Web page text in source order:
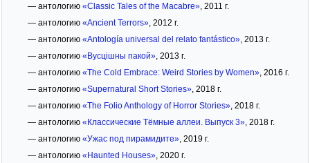
— антологию «Classic Tales of the Macabre», 2011 г.
— антологию «Ancient Terrors», 2012 г.
— антологию «Antología universal del relato fantástico», 2013 г.
— антологию «Вусцішны пакой», 2013 г.
— антологию «The Cold Embrace: Weird Stories by Women», 2016 г.
— антологию «Supernatural Short Stories», 2018 г.
— антологию «The Folio Anthology of Horror Stories», 2018 г.
— антологию «Классические Тёмные аллеи. Выпуск 3», 2018 г.
— антологию «Ужас под пирамидите», 2019 г.
— антологию «Haunted Houses», 2020 г.